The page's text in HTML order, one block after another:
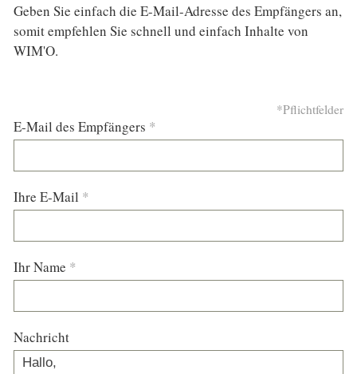
Geben Sie einfach die E-Mail-Adresse des Empfängers an,
somit empfehlen Sie schnell und einfach Inhalte von
WIM'O.
*Pflichtfelder
E-Mail des Empfängers *
Ihre E-Mail *
Ihr Name *
Nachricht